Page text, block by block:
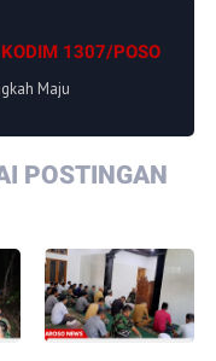
1307/POSO
Maju
POSTINGAN